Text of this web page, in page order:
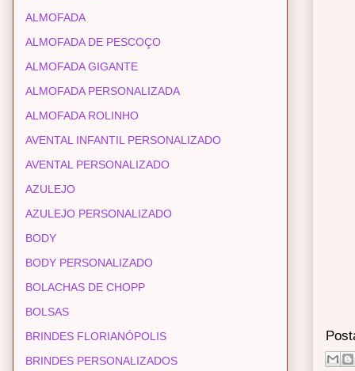
ALMOFADA
ALMOFADA DE PESCOÇO
ALMOFADA GIGANTE
ALMOFADA PERSONALIZADA
ALMOFADA ROLINHO
AVENTAL INFANTIL PERSONALIZADO
AVENTAL PERSONALIZADO
AZULEJO
AZULEJO PERSONALIZADO
BODY
BODY PERSONALIZADO
BOLACHAS DE CHOPP
BOLSAS
BRINDES FLORIANÓPOLIS
BRINDES PERSONALIZADOS